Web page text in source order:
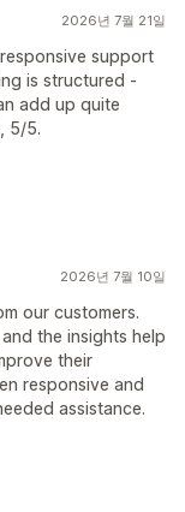
2026년 7월 21일
support
is structured -
add up quite
5/5.
2026년 7월 10일
our customers.
the insights help
their
responsive and
assistance.